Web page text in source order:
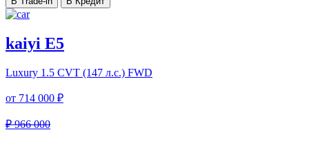
kaiyi E5
Luxury 1.5 CVT (147 л.с.) FWD
от 714 000 ₽
₽ 966 000